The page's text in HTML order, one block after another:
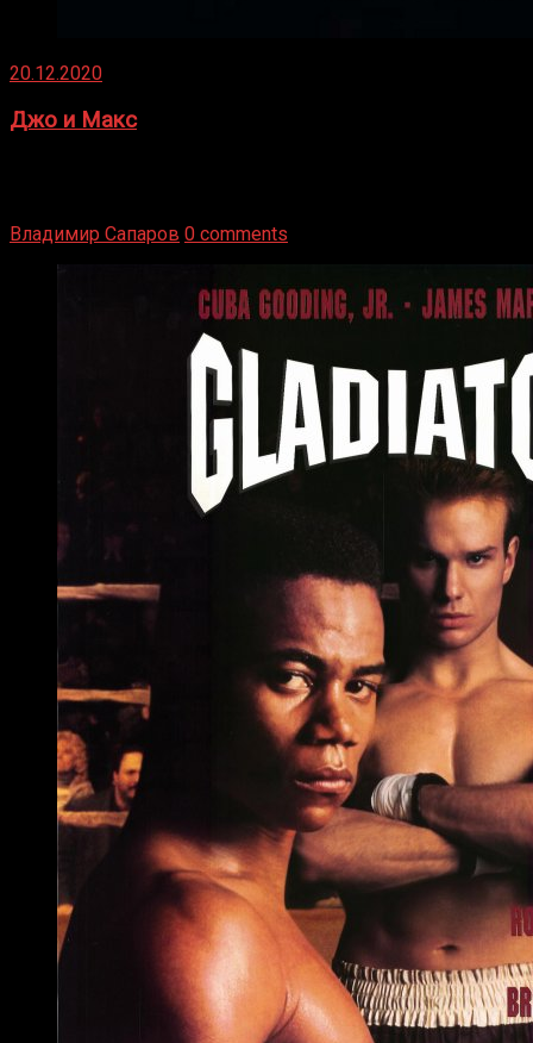
20.12.2020
Джо и Макс
Владимир Сапаров 0 comments